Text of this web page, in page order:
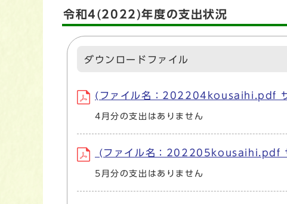
令和4(2022)年度の支出状況
ダウンロードファイル
(ファイル名：202204kousaihi.pdf
4月分の支出はありません
(ファイル名：202205kousaihi.pdf
5月分の支出はありません